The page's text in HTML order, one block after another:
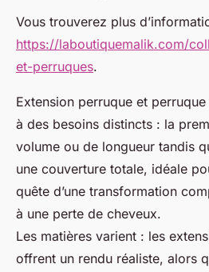
Vous trouverez plus
https://laboutiquemalik.com/
et-perruques.
Extension perruque et
à des besoins distincts : la
volume ou de longueur tandis
une couverture totale, idéale
quête d’une transformation
à une perte de cheveux.
Les matières varient : les
offrent un rendu réaliste, alors